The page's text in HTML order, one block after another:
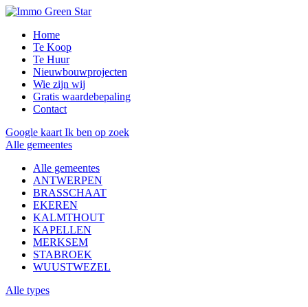
Home
Te Koop
Te Huur
Nieuwbouwprojecten
Wie zijn wij
Gratis waardebepaling
Contact
Google kaart Ik ben op zoek
Alle gemeentes
Alle gemeentes
ANTWERPEN
BRASSCHAAT
EKEREN
KALMTHOUT
KAPELLEN
MERKSEM
STABROEK
WUUSTWEZEL
Alle types